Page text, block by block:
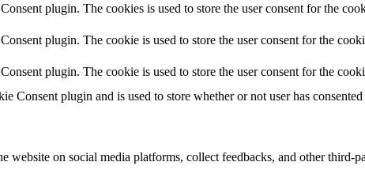
plugin. The cookies is used to store the user consent for the
plugin. The cookie is used to store the user consent for the
plugin. The cookie is used to store the user consent for the
Consent plugin and is used to store whether or not user has
on social media platforms, collect feedbacks, and other third-